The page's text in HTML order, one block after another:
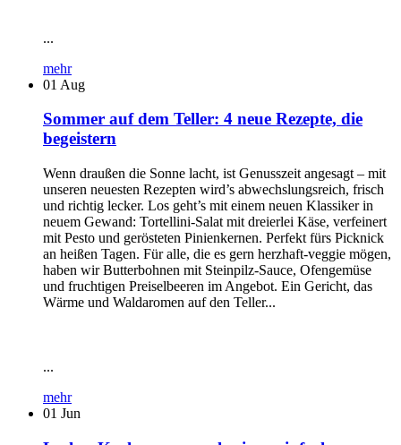
...
mehr
01 Aug
Sommer auf dem Teller: 4 neue Rezepte, die
begeistern
Wenn draußen die Sonne lacht, ist Genusszeit angesagt – mit
unseren neuesten Rezepten wird’s abwechslungsreich, frisch
und richtig lecker. Los geht’s mit einem neuen Klassiker in
neuem Gewand: Tortellini-Salat mit dreierlei Käse, verfeinert
mit Pesto und gerösteten Pinienkernen. Perfekt fürs Picknick
an heißen Tagen. Für alle, die es gern herzhaft-veggie mögen,
haben wir Butterbohnen mit Steinpilz-Sauce, Ofengemüse
und fruchtigen Preiselbeeren im Angebot. Ein Gericht, das
Wärme und Waldaromen auf den Teller...
...
mehr
01 Jun